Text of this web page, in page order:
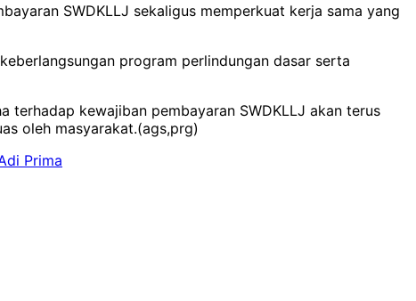
SWDKLLJ sekaligus memperkuat kerja sama yang
program perlindungan dasar serta
terhadap kewajiban pembayaran SWDKLLJ akan terus
oleh masyarakat.(ags,prg)
Prima